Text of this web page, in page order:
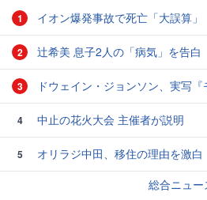
1 イオン爆発事故で死亡「大誤算」
2 辻希美 息子2人の「病気」を告白
3 ドウェイン・ジョンソン、実写『モアナ』不
4 中止の花火大会 主催者が説明
5
オリラジ中田、移住の理由を激白
総合ニュ